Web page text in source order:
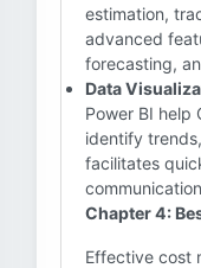
estimation,
advanced
forecasting,
Data
Power BI help
identify
facilitates
Chapter 4:
Effective cost